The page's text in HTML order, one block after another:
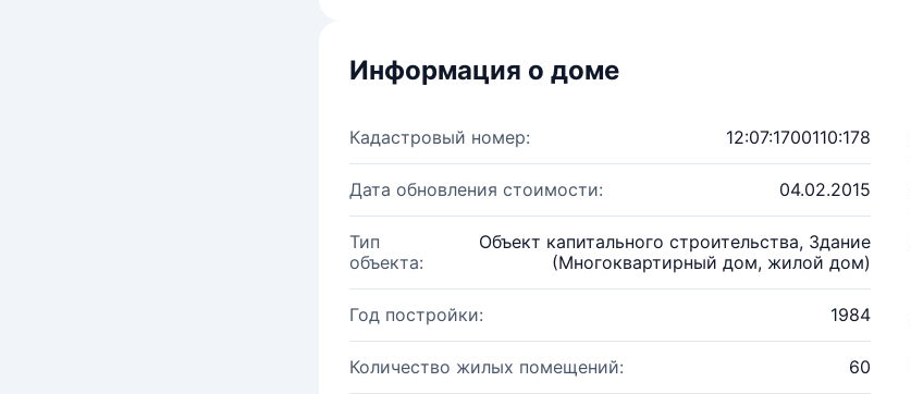
Информация о доме
Кадастровый номер: 12:07:1700110:178
Дата обновления стоимости: 04.02.2015
Тип
объекта:
Объект капитального строительства, Здание
(Многоквартирный дом, жилой дом)
Год постройки: 1984
Количество жилых помещений: 60